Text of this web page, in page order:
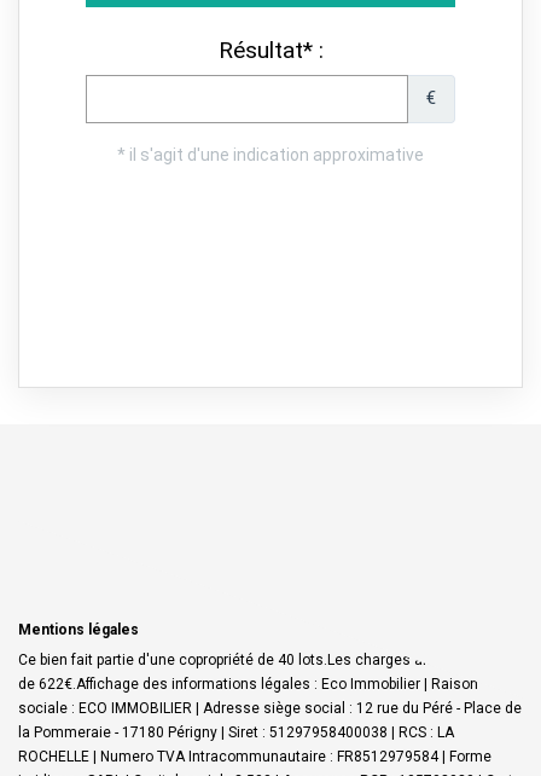
Mentions légales
Ce bien fait partie d'une copropriété de 40 lots.Les charges annuelles sont
de 622€.Affichage des informations légales : Eco Immobilier | Raison
sociale : ECO IMMOBILIER | Adresse siège social : 12 rue du Péré - Place de
la Pommeraie - 17180 Périgny | Siret : 51297958400038 | RCS : LA
ROCHELLE | Numero TVA Intracommunautaire : FR8512979584 | Forme